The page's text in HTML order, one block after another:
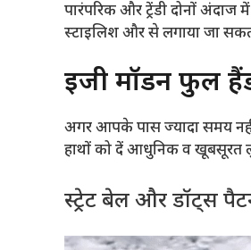
पारंपरिक और ट्रेंडी दोनों
स्टाइलिश औरसे लगाया जा
इजी मॉडर्न फुल
अगर आपके पास ज्यादा समय
हाथों को दें आधुनिक व खूबसूरत
स्ट्रेट बेल और डॉट्स